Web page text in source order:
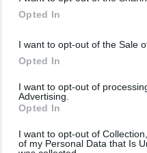
Opted In
I want to opt-out of the Sale
Opted In
I want to opt-out of
Advertising.
Opted In
I want to opt-out of
of my Personal Data that Is